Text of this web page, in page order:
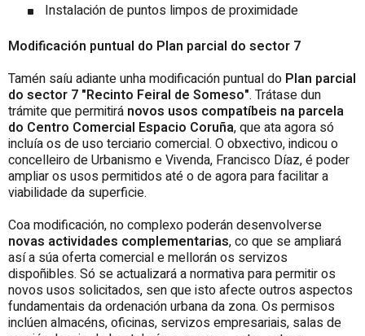
Instalación de puntos limpos de proximidade
Modificación puntual do Plan parcial do sector 7
Tamén saíu adiante unha modificación puntual do Plan parcial
do sector 7 "Recinto Feiral de Someso". Trátase dun
trámite que permitirá novos usos compatíbeis na parcela
do Centro Comercial Espacio Coruña, que ata agora só
incluía os de uso terciario comercial. O obxectivo, indicou o
concelleiro de Urbanismo e Vivenda, Francisco Díaz, é poder
ampliar os usos permitidos até o de agora para facilitar a
viabilidade da superficie.
Coa modificación, no complexo poderán desenvolverse
novas actividades complementarias, co que se ampliará
así a súa oferta comercial e mellorán os servizos
dispoñibles. Só se actualizará a normativa para permitir os
novos usos solicitados, sen que isto afecte outros aspectos
fundamentais da ordenación urbana da zona. Os permisos
inclúen almacéns, oficinas, servizos empresariais, salas de